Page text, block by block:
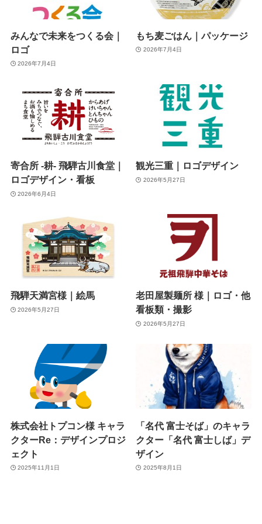
みんなで未来をつくる会｜
ロゴ
2026年7月4日
もち麦ごはん｜パッケージ
2026年7月4日
寄合所 -耕- 飛騨古川食堂｜
ロゴデザイン・看板
2026年6月4日
観光三重｜ロゴデザイン
2026年5月27日
飛騨天満宮様｜絵馬
2026年5月27日
老田屋製麺所 様｜ロゴ・他
看板類・撮影
2026年5月27日
株式会社トプコン様 キャラ
クターRe：デザインプロジ
ェクト
2025年11月1日
「名代 富士そば」のキャラ
クター「名代 富士しば」デ
ザイン
2025年8月1日